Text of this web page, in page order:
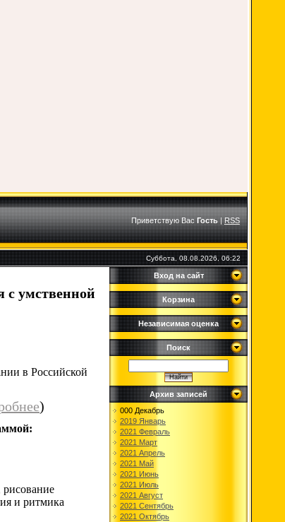
Приветствую Вас Гость|RSS
Суббота, 08.08.2026, 06:22
с умственной
в Российской
)
рисование
и ритмика
Вход на сайт
Корзина
Независимая оценка
Поиск
Архив записей
000 Декабрь
2019 Январь
2021 Февраль
2021 Март
2021 Апрель
2021 Май
2021 Июнь
2021 Июль
2021 Август
2021 Сентябрь
2021 Октябрь